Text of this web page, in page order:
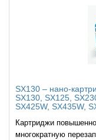
SX130 – нано-
SX130, SX125,
SX425W, SX435W,
Картриджи
многократную